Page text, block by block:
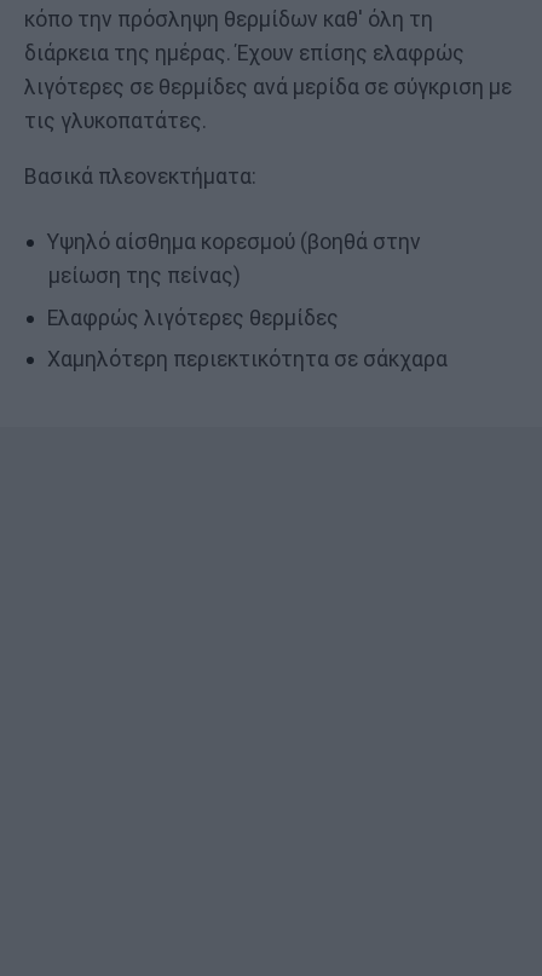
κόπο την πρόσληψη θερμίδων καθ' όλη τη
διάρκεια της ημέρας. Έχουν επίσης ελαφρώς
λιγότερες σε θερμίδες ανά μερίδα σε σύγκριση με
τις γλυκοπατάτες.
Βασικά πλεονεκτήματα:
Υψηλό αίσθημα κορεσμού (βοηθά στην
μείωση της πείνας)
Ελαφρώς λιγότερες θερμίδες
Χαμηλότερη περιεκτικότητα σε σάκχαρα